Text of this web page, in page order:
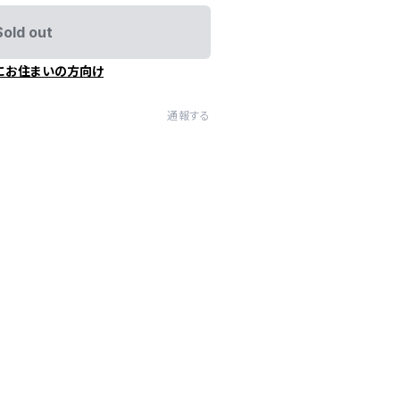
out
お住まいの方向け
通報する